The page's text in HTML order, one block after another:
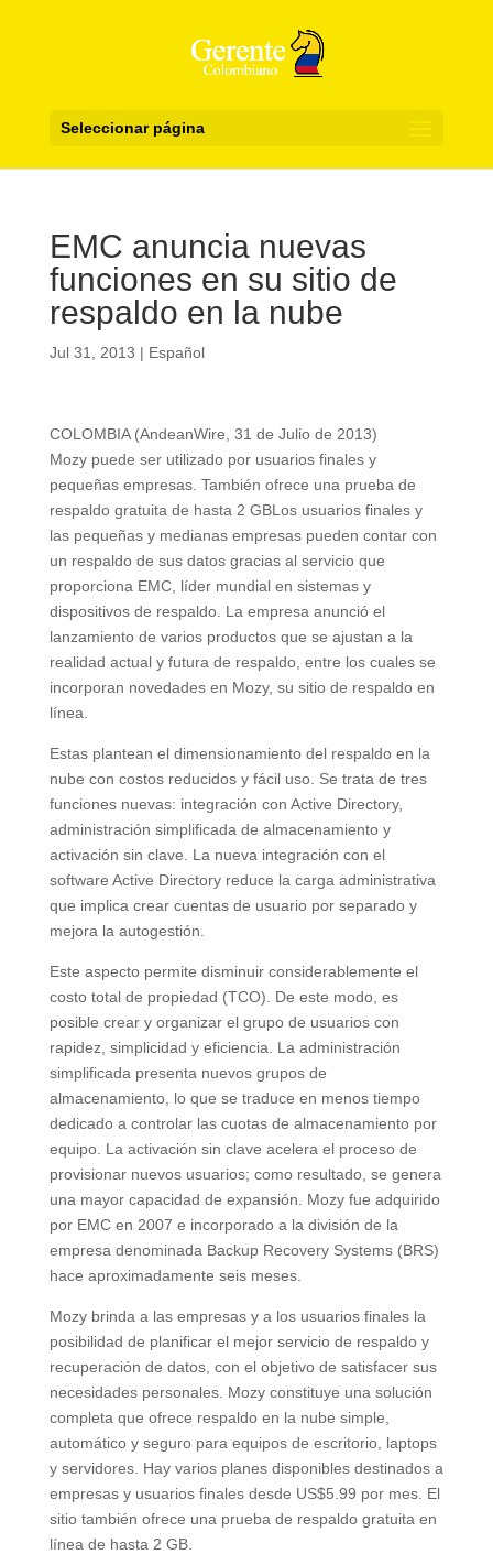
Seleccionar página
EMC anuncia nuevas
funciones en su sitio de
respaldo en la nube
Jul 31, 2013 | Español
COLOMBIA (AndeanWire, 31 de Julio de 2013)
Mozy puede ser utilizado por usuarios finales y
pequeñas empresas. También ofrece una prueba de
respaldo gratuita de hasta 2 GBLos usuarios finales y
las pequeñas y medianas empresas pueden contar con
un respaldo de sus datos gracias al servicio que
proporciona EMC, líder mundial en sistemas y
dispositivos de respaldo. La empresa anunció el
lanzamiento de varios productos que se ajustan a la
realidad actual y futura de respaldo, entre los cuales se
incorporan novedades en Mozy, su sitio de respaldo en
línea.
Estas plantean el dimensionamiento del respaldo en la
nube con costos reducidos y fácil uso. Se trata de tres
funciones nuevas: integración con Active Directory,
administración simplificada de almacenamiento y
activación sin clave. La nueva integración con el
software Active Directory reduce la carga administrativa
que implica crear cuentas de usuario por separado y
mejora la autogestión.
Este aspecto permite disminuir considerablemente el
costo total de propiedad (TCO). De este modo, es
posible crear y organizar el grupo de usuarios con
rapidez, simplicidad y eficiencia. La administración
simplificada presenta nuevos grupos de
almacenamiento, lo que se traduce en menos tiempo
dedicado a controlar las cuotas de almacenamiento por
equipo. La activación sin clave acelera el proceso de
provisionar nuevos usuarios; como resultado, se genera
una mayor capacidad de expansión. Mozy fue adquirido
por EMC en 2007 e incorporado a la división de la
empresa denominada Backup Recovery Systems (BRS)
hace aproximadamente seis meses.
Mozy brinda a las empresas y a los usuarios finales la
posibilidad de planificar el mejor servicio de respaldo y
recuperación de datos, con el objetivo de satisfacer sus
necesidades personales. Mozy constituye una solución
completa que ofrece respaldo en la nube simple,
automático y seguro para equipos de escritorio, laptops
y servidores. Hay varios planes disponibles destinados a
empresas y usuarios finales desde US$5.99 por mes. El
sitio también ofrece una prueba de respaldo gratuita en
línea de hasta 2 GB.